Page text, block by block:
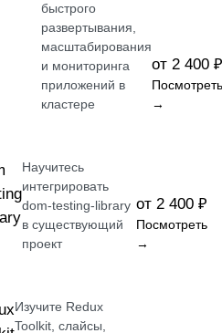
быстрого
развертывания,
масштабирования
и мониторинга
приложений в
кластере
от 2 400 ₽
Посмотреть
→
Научитесь
интегрировать
dom-testing-library
в существующий
проект
от 2 400 ₽
Посмотреть
→
Изучите Redux
Toolkit, слайсы,